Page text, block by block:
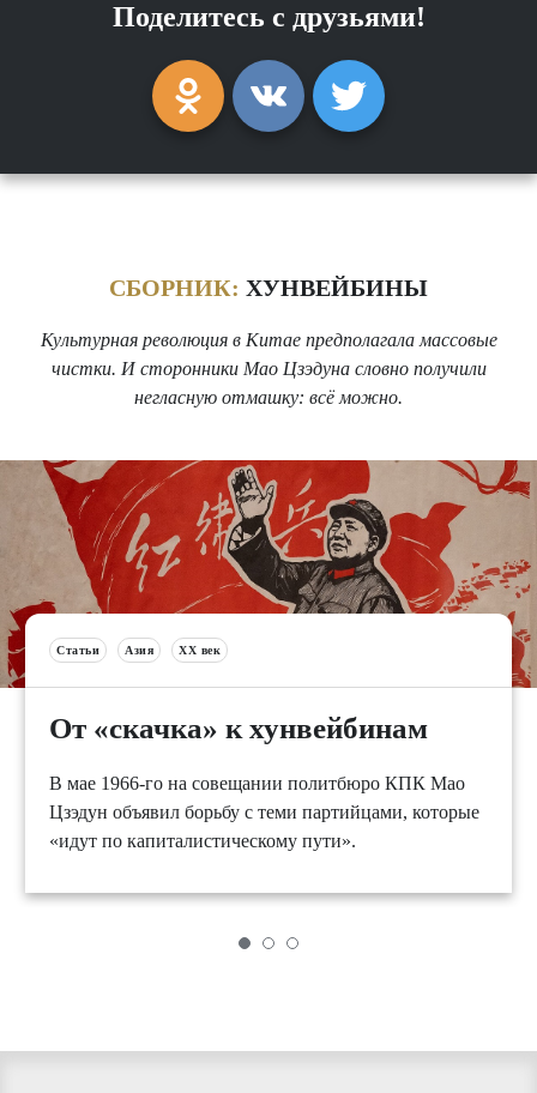
Поделитесь с друзьями!
СБОРНИК: ХУНВЕЙБИНЫ
Культурная революция в Китае предполагала массовые
чистки. И сторонники Мао Цзэдуна словно получили
негласную отмашку: всё можно.
Статьи Азия XX век
От «скачка» к хунвейбинам
В мае 1966-го на совещании политбюро КПК Мао
Цзэдун объявил борьбу с теми партийцами, которые
«идут по капиталистическому пути».